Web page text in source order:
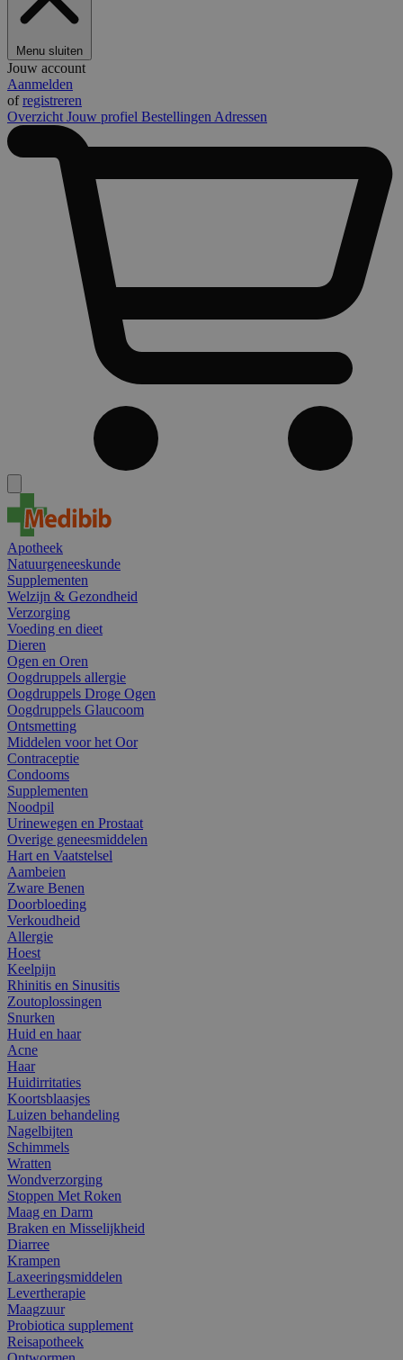
Menu sluiten
Jouw account
Aanmelden
ofregistreren
Overzicht Jouw profiel Bestellingen Adressen
Apotheek
Natuurgeneeskunde
Supplementen
Welzijn & Gezondheid
Verzorging
Voeding en dieet
Dieren
Ogen en Oren
Oogdruppels allergie
Oogdruppels Droge Ogen
Oogdruppels Glaucoom
Ontsmetting
Middelen voor het Oor
Contraceptie
Condooms
Supplementen
Noodpil
Urinewegen en Prostaat
Overige geneesmiddelen
Hart en Vaatstelsel
Aambeien
Zware Benen
Doorbloeding
Verkoudheid
Allergie
Hoest
Keelpijn
Rhinitis en Sinusitis
Zoutoplossingen
Snurken
Huid en haar
Acne
Haar
Huidirritaties
Koortsblaasjes
Luizen behandeling
Nagelbijten
Schimmels
Wratten
Wondverzorging
Stoppen Met Roken
Maag en Darm
Braken en Misselijkheid
Diarree
Krampen
Laxeeringsmiddelen
Levertherapie
Maagzuur
Probiotica supplement
Reisapotheek